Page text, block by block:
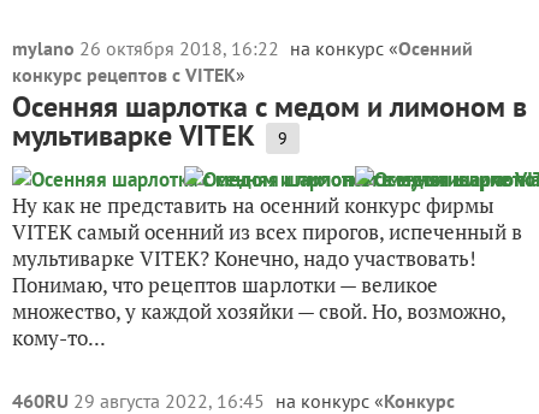
mylano 26 октября 2018, 16:22 на конкурс «Осенний
конкурс рецептов с VITEK»
Осенняя шарлотка с медом и лимоном в
мультиварке VITEK 9
Ну как не представить на осенний конкурс фирмы
VITEK самый осенний из всех пирогов, испеченный в
мультиварке VITEK? Конечно, надо участвовать!
Понимаю, что рецептов шарлотки — великое
множество, у каждой хозяйки — свой. Но, возможно,
кому-то...
460RU 29 августа 2022, 16:45 на конкурс «Конкурс